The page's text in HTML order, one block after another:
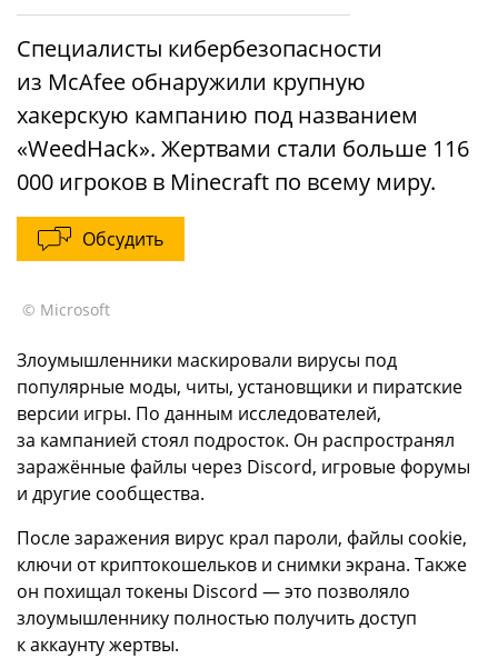
Специалисты кибербезопасности
из McAfee обнаружили крупную
хакерскую кампанию под названием
«WeedHack». Жертвами стали больше 116
000 игроков в Minecraft по всему миру.
Обсудить
© Microsoft
Злоумышленники маскировали вирусы под
популярные моды, читы, установщики и пиратские
версии игры. По данным исследователей,
за кампанией стоял подросток. Он распространял
заражённые файлы через Discord, игровые форумы
и другие сообщества.
После заражения вирус крал пароли, файлы cookie,
ключи от криптокошельков и снимки экрана. Также
он похищал токены Discord — это позволяло
злоумышленнику полностью получить доступ
к аккаунту жертвы.